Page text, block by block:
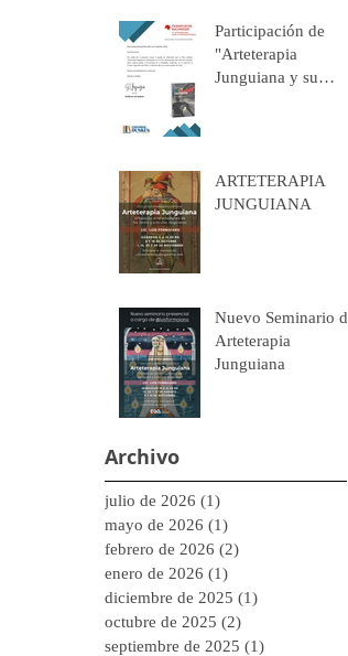
CORPORALES".
Participación de
"Arteterapia
Junguiana y su
ARTETERAPIA
JUNGUIANA
Nuevo Seminario de
Arteterapia
Junguiana
Archivo
julio de 2026 (1)
mayo de 2026 (1)
febrero de 2026 (2)
enero de 2026 (1)
diciembre de 2025 (1)
octubre de 2025 (2)
septiembre de 2025 (1)